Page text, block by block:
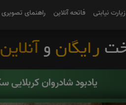
زیارت نیابتی فاتحه آنلاین راهنمای تصویری
یادبود شادروان کربلایی